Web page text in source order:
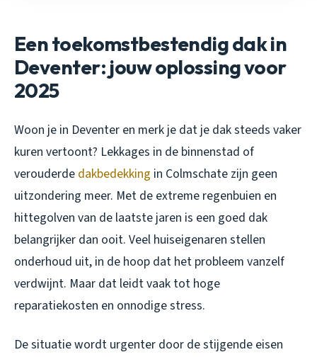
Een toekomstbestendig dak in
Deventer: jouw oplossing voor
2025
Woon je in Deventer en merk je dat je dak steeds vaker
kuren vertoont? Lekkages in de binnenstad of
verouderde dakbedekking in Colmschate zijn geen
uitzondering meer. Met de extreme regenbuien en
hittegolven van de laatste jaren is een goed dak
belangrijker dan ooit. Veel huiseigenaren stellen
onderhoud uit, in de hoop dat het probleem vanzelf
verdwijnt. Maar dat leidt vaak tot hoge
reparatiekosten en onnodige stress.
De situatie wordt urgenter door de stijgende eisen